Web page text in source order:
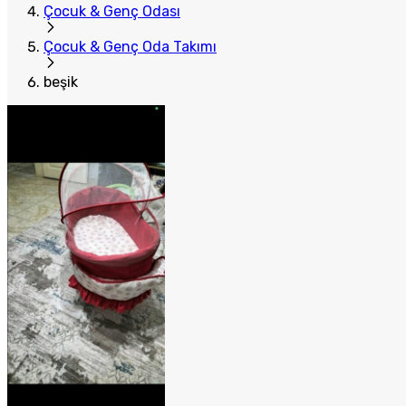
Çocuk & Genç Odası
Çocuk & Genç Oda Takımı
beşik